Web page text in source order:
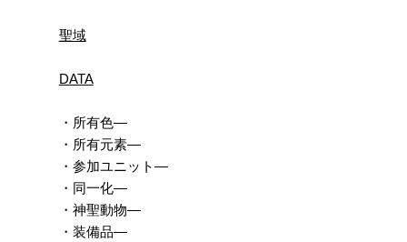
聖域
DATA
・所有色―
・所有元素―
・参加ユニット―
・同一化―
・神聖動物―
・装備品―